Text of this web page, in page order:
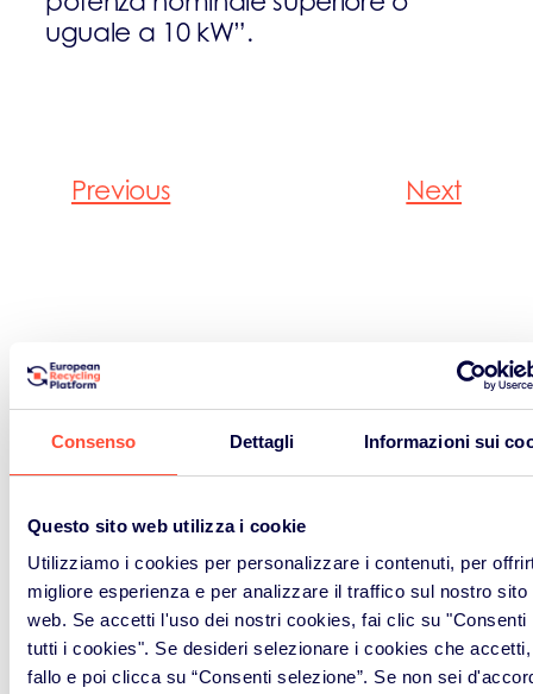
Consenso Dettagli Informazioni sui
Questo sito web utilizza i cookie
Utilizziamo i cookies per personalizzare i contenuti, per
migliore esperienza e per analizzare il traffico sul nostro sito
web. Se accetti l'uso dei nostri cookies, fai clic su "Consenti
tutti i cookies". Se desideri selezionare i cookies che accetti,
fallo e poi clicca su “Consenti selezione”. Se non sei
uguale a 10 kW”.
Previous Next
Ritorna al dizionario ambientale